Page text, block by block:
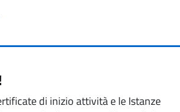
di inizio attività e le Istanze